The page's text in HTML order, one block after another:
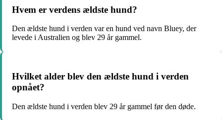
Hvem er verdens ældste hund?
Den ældste hund i verden var en hund ved navn Bluey, der
levede i Australien og blev 29 år gammel.
Hvilket alder blev den ældste hund i verden
opnået?
Den ældste hund i verden blev 29 år gammel før den døde.